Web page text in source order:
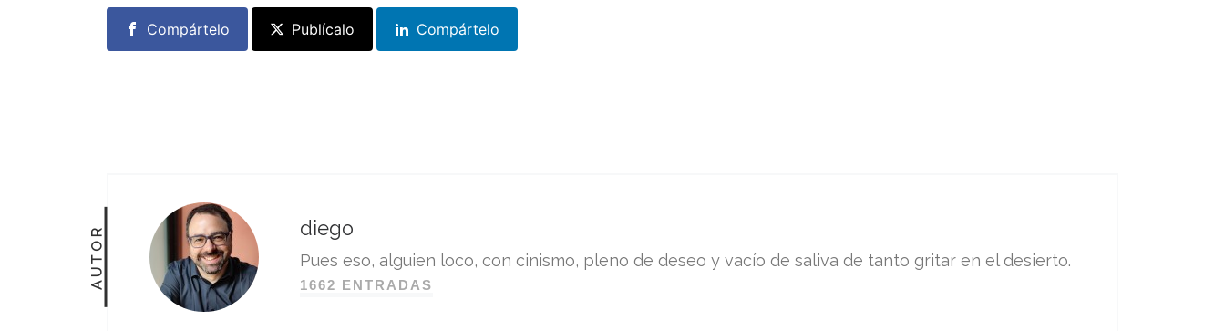
Compártelo Publícalo Compártelo
AUTOR diego
Pues eso, alguien loco, con cinismo, pleno de deseo y vacío de saliva de tanto gritar en el desierto.
1662 ENTRADAS